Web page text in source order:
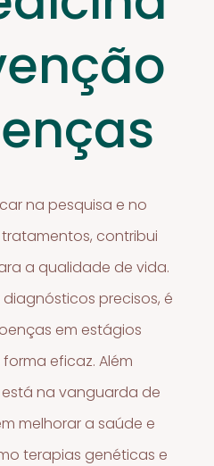
na pesquisa e no
contribui
a qualidade de vida.
precisos, é
em estágios
eficaz. Além
na vanguarda de
melhorar a saúde e
terapias genéticas e